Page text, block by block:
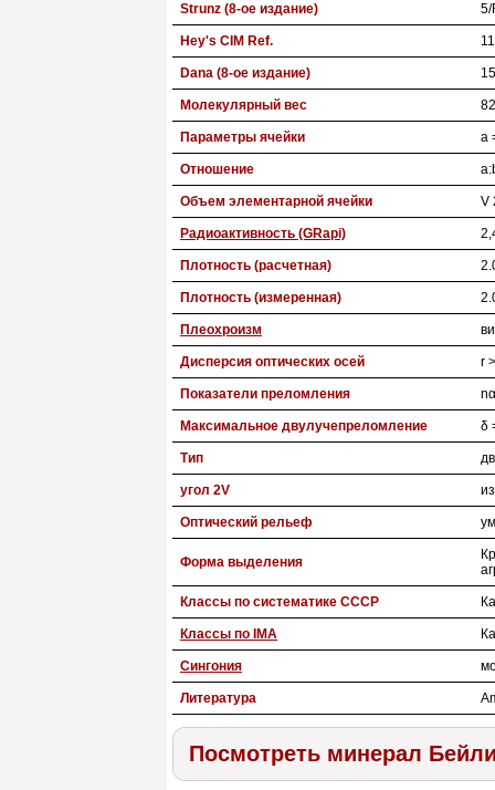
Strunz (8-ое издание) 5/
Hey's CIM Ref.
Dana (8-ое издание)
Молекулярный вес
Параметры ячейки a
Отношение
Объем элементарной ячейки V
Радиоактивность (GRapi)
Плотность (расчетная)
Плотность (измеренная)
Плеохроизм
Дисперсия оптических осей r
Показатели преломления
Максимальное двулучепреломление δ
Тип
угол 2V
Оптический рельеф
Форма выделения
Классы по систематике СССР
Классы по IMA
Сингония
Литература
Посмотреть минерал